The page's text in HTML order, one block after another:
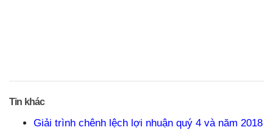
Tin khác
Giải trình chênh lệch lợi nhuận quý 4 và năm 2018